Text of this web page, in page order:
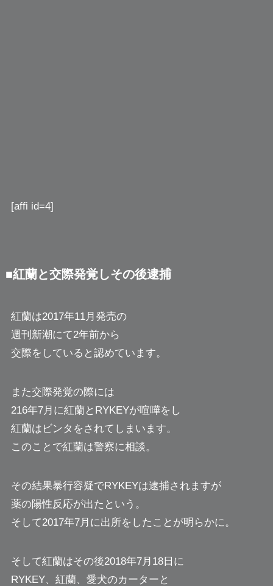
[affi id=4]
■紅蘭と交際発覚しその後逮捕
紅蘭は2017年11月発売の
週刊新潮にて2年前から
交際をしていると認めています。
また交際発覚の際には
216年7月に紅蘭とRYKEYが喧嘩をし
紅蘭はビンタをされてしまいます。
このことで紅蘭は警察に相談。
その結果暴行容疑でRYKEYは逮捕されますが
薬の陽性反応が出たという。
そして2017年7月に出所をしたことが明らかに。
そして紅蘭はその後2018年7月18日に
RYKEY、紅蘭、愛犬のカーターと